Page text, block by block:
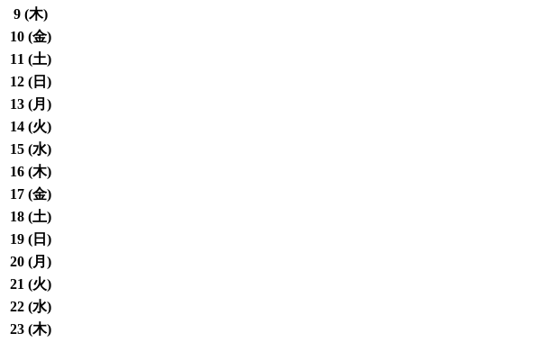
9 (木)
10 (金)
11 (土)
12 ( 日 )
13 (月 )
14 (火)
15 (水)
16 (木)
17 (金)
18 (土)
19 ( 日 )
20 (月 )
21 (火)
22 (水)
23 (木)